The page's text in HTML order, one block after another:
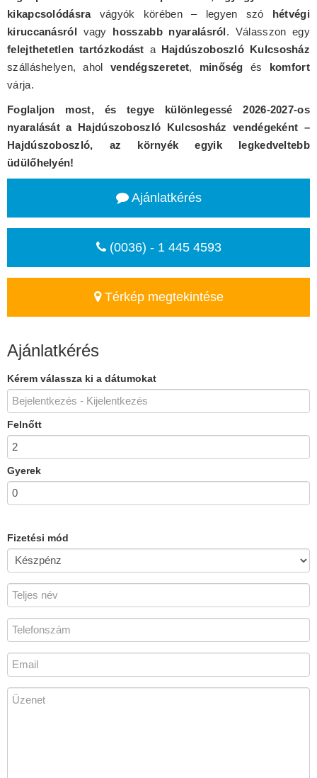
kikapcsolódásravágyók körében – legyen szó hétvégi
kiruccanásról vagy hosszabb nyaralásról. Válasszon egy
felejthetetlen tartózkodást a Hajdúszoboszló Kulcsosház
szálláshelyen, ahol vendégszeretet, minőség és komfort
várja.
Foglaljon most, és tegye különlegessé 2026-2027-os
nyaralását a Hajdúszoboszló Kulcsosház vendégeként –
Hajdúszoboszló, az környék egyik legkedveltebb
üdülőhelyén!
Ajánlatkérés
(0036) - 1 445 4593
Térkép megtekintése
Ajánlatkérés
Kérem válassza ki a dátumokat
Felnőtt
Gyerek
Fizetési mód